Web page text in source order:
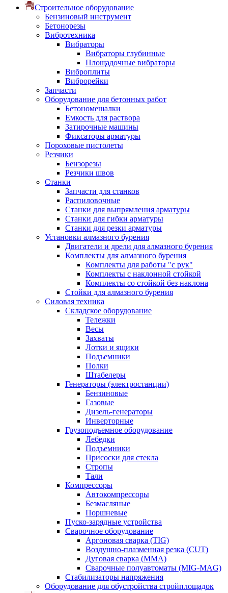
Строительное оборудование
Бензиновый инструмент
Бетонорезы
Вибротехника
Вибраторы
Вибраторы глубинные
Площадочные вибраторы
Виброплиты
Виброрейки
Запчасти
Оборудование для бетонных работ
Бетономешалки
Емкость для раствора
Затирочные машины
Фиксаторы арматуры
Пороховые пистолеты
Резчики
Бензорезы
Резчики швов
Станки
Запчасти для станков
Распиловочные
Станки для выпрямления арматуры
Станки для гибки арматуры
Станки для резки арматуры
Установки алмазного бурения
Двигатели и дрели для алмазного бурения
Комплекты для алмазного бурения
Комплекты для работы "с рук"
Комплекты с наклонной стойкой
Комплекты со стойкой без наклона
Стойки для алмазного бурения
Силовая техника
Складское оборудование
Тележки
Весы
Захваты
Лотки и ящики
Подъемники
Полки
Штабелеры
Генераторы (электростанции)
Бензиновые
Газовые
Дизель-генераторы
Инверторные
Грузоподъемное оборудование
Лебедки
Подъемники
Присоски для стекла
Стропы
Тали
Компрессоры
Автокомпрессоры
Безмасляные
Поршневые
Пуско-зарядные устройства
Сварочное оборудование
Аргоновая сварка (TIG)
Воздушно-плазменная резка (CUT)
Дуговая сварка (ММА)
Сварочные полуавтоматы (MIG-MAG)
Стабилизаторы напряжения
Оборудование для обустройства стройплощадок